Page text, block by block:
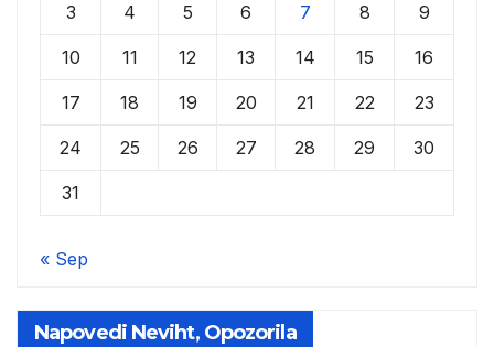
3 4 5 6 7 8 9
10 11 12 13 14 15 16
17 18 19 20 21 22 23
24 25 26 27 28 29 30
31
« Sep
Napovedi Neviht, Opozorila